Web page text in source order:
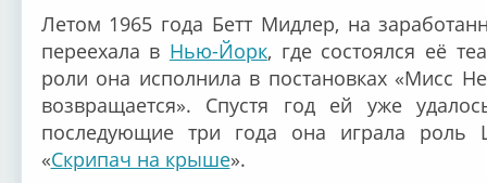
Летом 1965 года Бетт Мидлер, на
переехала в Нью-Йорк, где состоялся её
роли она исполнила в постановках «Мисс
возвращается». Спустя год ей уже
последующие три года она играла роль
«Скрипач на крыше».